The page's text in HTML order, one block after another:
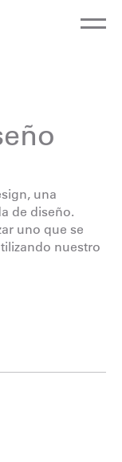
una
de diseño.
uno que se
nuestro